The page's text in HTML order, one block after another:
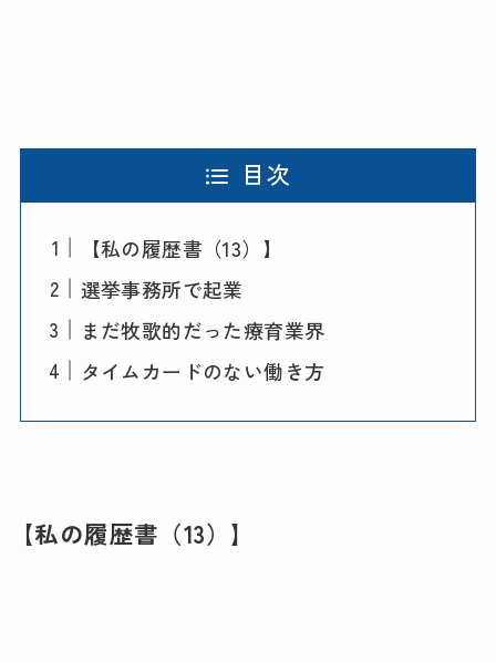
目次
【私の履歴書（13）】
選挙事務所で起業
まだ牧歌的だった療育業界
タイムカードのない働き方
【私の履歴書（13）】